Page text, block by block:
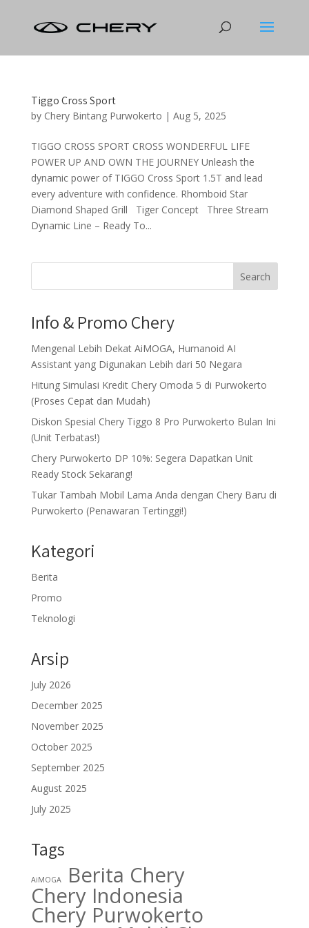
Tiggo Cross Sport
by Chery Bintang Purwokerto | Aug 5, 2025
TIGGO CROSS SPORT CROSS WONDERFUL LIFE
POWER UP AND OWN THE JOURNEY Unleash the
dynamic power of TIGGO Cross Sport 1.5T and lead
every adventure with confidence. Rhomboid Star
Diamond Shaped Grill Tiger Concept Three Stream
Dynamic Line – Ready To...
Search
Info & Promo Chery
Mengenal Lebih Dekat AiMOGA, Humanoid AI
Assistant yang Digunakan Lebih dari 50 Negara
Hitung Simulasi Kredit Chery Omoda 5 di Purwokerto
(Proses Cepat dan Mudah)
Diskon Spesial Chery Tiggo 8 Pro Purwokerto Bulan Ini
(Unit Terbatas!)
Chery Purwokerto DP 10%: Segera Dapatkan Unit
Ready Stock Sekarang!
Tukar Tambah Mobil Lama Anda dengan Chery Baru di
Purwokerto (Penawaran Tertinggi!)
Kategori
Berita
Promo
Teknologi
Arsip
July 2026
December 2025
November 2025
October 2025
September 2025
August 2025
July 2025
Tags
AiMOGA Berita Chery
Chery Indonesia
Chery Purwokerto